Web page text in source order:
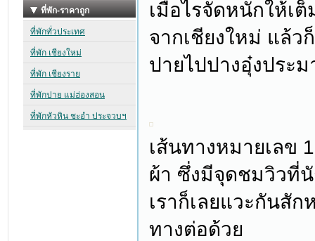
เมื่อไรจัดหนักให้เ
จากเชียงใหม่ แล้ว
ปายไปปางอุ๋งประ
เส้นทางหมายเลข
ผ้า ซึ่งมีจุดชมวิวที่
เราก็เลยแวะกันสั
ทางต่อด้วย